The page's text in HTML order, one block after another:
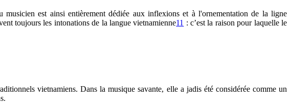
est ainsi entièrement dédiée aux inflexions et à l'ornementation de la ligne
toujours les intonations de la langue vietnamienne11 : c’est la raison pour laquelle le
vietnamiens. Dans la musique savante, elle a jadis été considérée comme un